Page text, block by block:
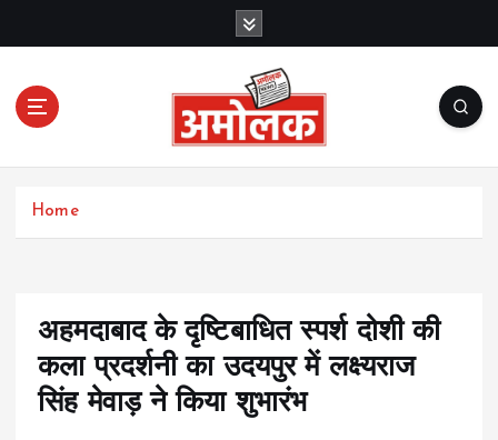
c
Amolak News
Home
अहमदाबाद के दृष्टिबाधित स्पर्श दोशी की
कला प्रदर्शनी का उदयपुर में लक्ष्यराज
सिंह मेवाड़ ने किया शुभारंभ